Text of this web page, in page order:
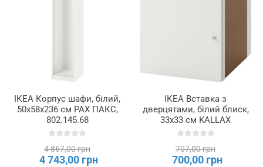
ІКЕА Корпус шафи, білий,
50x58x236 см PAX ПАКС,
802.145.68
4 867,00 грн
4 743,00 грн
ІКЕА Вставка з
дверцятами, білий блиск,
33x33 см KALLAX
КАЛЛАКС, 403.146.40
707,00 грн
700,00 грн